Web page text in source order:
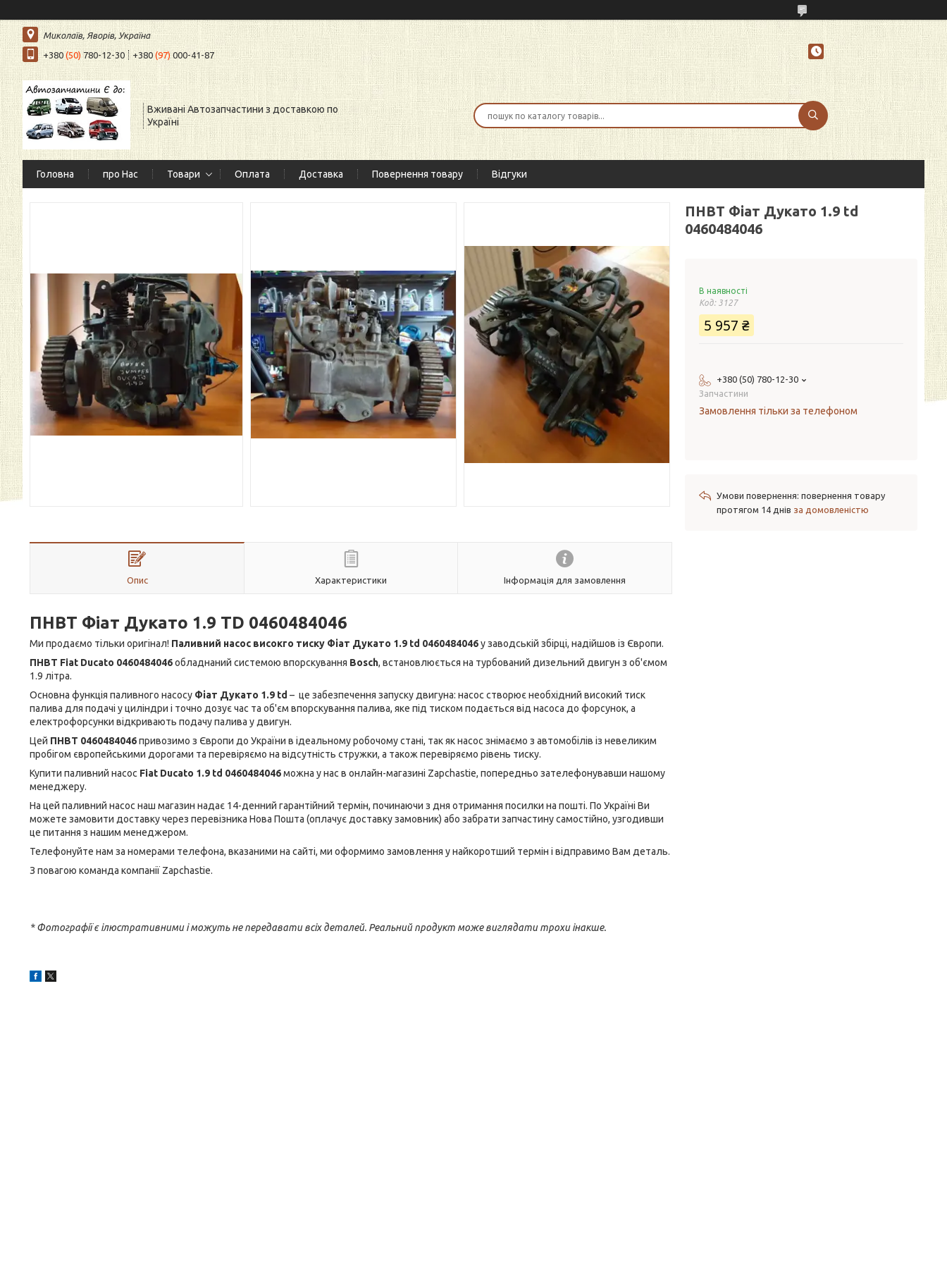
Миколаїв, Яворів, Україна
+380 (50)780-12-30 +380(97)000-41-87
Вживані Автозапчастини з доставкою по
Україні
Головна про Нас Товари Оплата Доставка Повернення товару Відгуки
Опис Характеристики Інформація для замовлення
ПНВТ Фіат Дукато 1.9 TD 0460484046
Ми продаємо тільки оригінал! Паливний насос високго тиску Фіат Дукато 1.9 td 0460484046у заводській збірці, надійшов із Європи.
ПНВТ Fiat Ducato 0460484046обладнаний системою впорскування Bosch, встановлюється на турбований дизельний двигун з об'ємом
1.9 літра.
Основна функція паливного насосу Фіат Дукато 1.9 td – це забезпечення запуску двигуна: насос створює необхідний високий тиск
палива для подачі у циліндри і точно дозує час та об'єм впорскування палива, яке під тиском подається від насоса до форсунок, а
електрофорсунки відкривають подачу палива у двигун.
Цей ПНВТ 0460484046привозимо з Європи до України в ідеальному робочому стані, так як насос знімаємо з автомобілів із невеликим
пробігом європейськими дорогами та перевіряємо на відсутність стружки, а також перевіряємо рівень тиску.
Купити паливний насос Fiat Ducato 1.9 td 0460484046можна у нас в онлайн-магазині Zapchastie, попередньо зателефонувавши нашому
менеджеру.
На цей паливний насос наш магазин надає 14-денний гарантійний термін, починаючи з дня отримання посилки на пошті. По Україні Ви
можете замовити доставку через перевізника Нова Пошта (оплачує доставку замовник) або забрати запчастину самостійно, узгодивши
це питання з нашим менеджером.
Телефонуйте нам за номерами телефона, вказаними на сайті, ми оформимо замовлення у найкоротший термін і відправимо Вам деталь.
З повагою команда компанії Zapchastie.
* Фотографії є ілюстративними і можуть не передавати всіх деталей. Реальний продукт може виглядати трохи інакше.
ПНВТ Фіат Дукато 1.9 td
0460484046
В наявності
Код: 3127
5 957 ₴
+380 (50) 780-12-30
Запчастини
Замовлення тільки за телефоном
повернення товару
протягом 14 днів за домовленістю